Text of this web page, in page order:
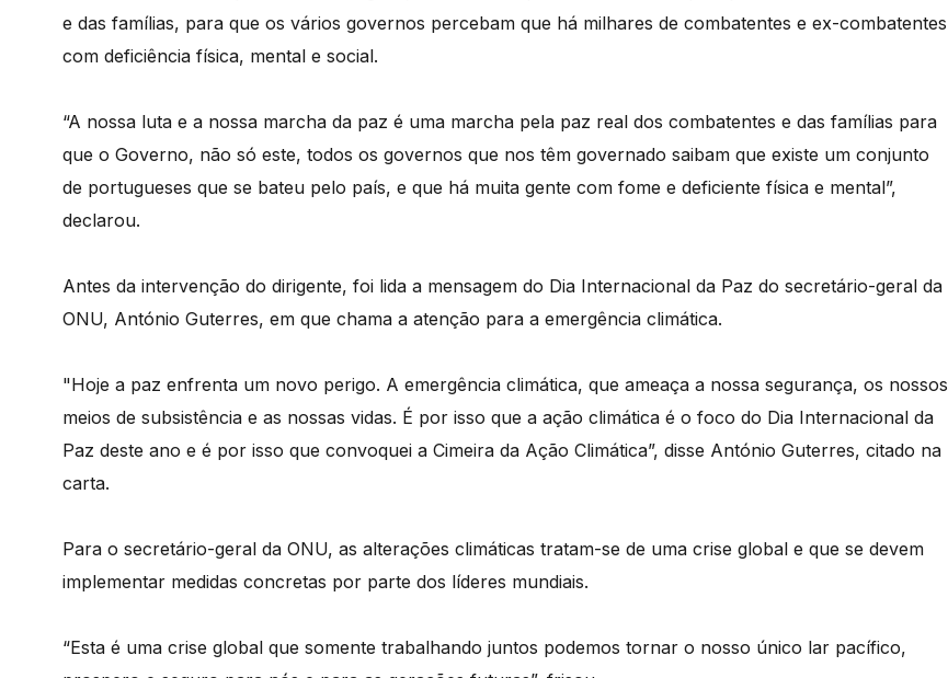
e das famílias, para que os vários governos percebam que há milhares de combatentes e ex-combatentes
com deficiência física, mental e social.
“A nossa luta e a nossa marcha da paz é uma marcha pela paz real dos combatentes e das famílias para
que o Governo, não só este, todos os governos que nos têm governado saibam que existe um conjunto
de portugueses que se bateu pelo país, e que há muita gente com fome e deficiente física e mental”,
declarou.
Antes da intervenção do dirigente, foi lida a mensagem do Dia Internacional da Paz do secretário-geral da
ONU, António Guterres, em que chama a atenção para a emergência climática.
"Hoje a paz enfrenta um novo perigo. A emergência climática, que ameaça a nossa segurança, os nossos
meios de subsistência e as nossas vidas. É por isso que a ação climática é o foco do Dia Internacional da
Paz deste ano e é por isso que convoquei a Cimeira da Ação Climática”, disse António Guterres, citado na
carta.
Para o secretário-geral da ONU, as alterações climáticas tratam-se de uma crise global e que se devem
implementar medidas concretas por parte dos líderes mundiais.
“Esta é uma crise global que somente trabalhando juntos podemos tornar o nosso único lar pacífico,